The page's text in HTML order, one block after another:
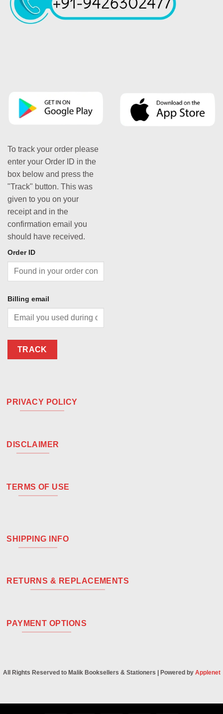
To track your order please
enter your Order ID in the
box below and press the
"Track" button. This was
given to you on your
receipt and in the
confirmation email you
should have received.
Order ID
Billing email
TRACK
PRIVACY POLICY
DISCLAIMER
TERMS OF USE
SHIPPING INFO
RETURNS & REPLACEMENTS
PAYMENT OPTIONS
All Rights Reserved to Malik Booksellers & Stationers | Powered by Applenet